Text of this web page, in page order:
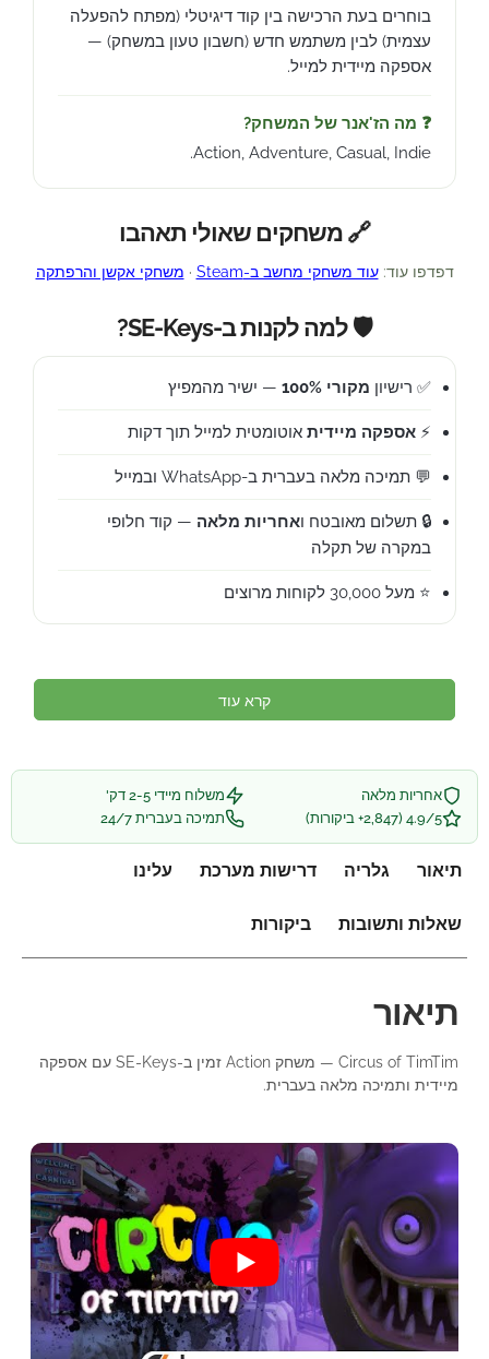
בוחרים בעת הרכישה בין קוד דיגיטלי (מפתח להפעלה
עצמית) לבין משתמש חדש (חשבון טעון במשחק) —
אספקה מיידית למייל.
❓ מה הז'אנר של המשחק?
Action, Adventure, Casual, Indie.
🔗 משחקים שאולי תאהבו
דפדפו עוד:עוד משחקי מחשב ב-Steam · משחקי אקשן והרפתקה
🛡️ למה לקנות ב-SE-Keys?
✅ רישיון מקורי 100% — ישיר מהמפיץ
⚡ אספקה מיידית אוטומטית למייל תוך דקות
💬 תמיכה מלאה בעברית ב-WhatsApp ובמייל
🔒 תשלום מאובטח ואחריות מלאה — קוד חלופי
במקרה של תקלה
⭐ מעל 30,000 לקוחות מרוצים
קרא עוד
אחריות מלאה
משלוח מיידי 2-5 דק'
4.9/5 (2,847+ ביקורות)
תמיכה בעברית 24/7
תיאור גלריה דרישות מערכת עלינו
שאלות ותשובות ביקורות
תיאור
Circus of TimTim — משחק Action זמין ב-SE-Keys עם אספקה
מיידית ותמיכה מלאה בעברית.